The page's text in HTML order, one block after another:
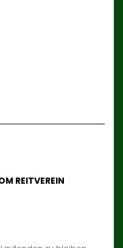
REITVEREIN
ACCOUNTACCOUNT